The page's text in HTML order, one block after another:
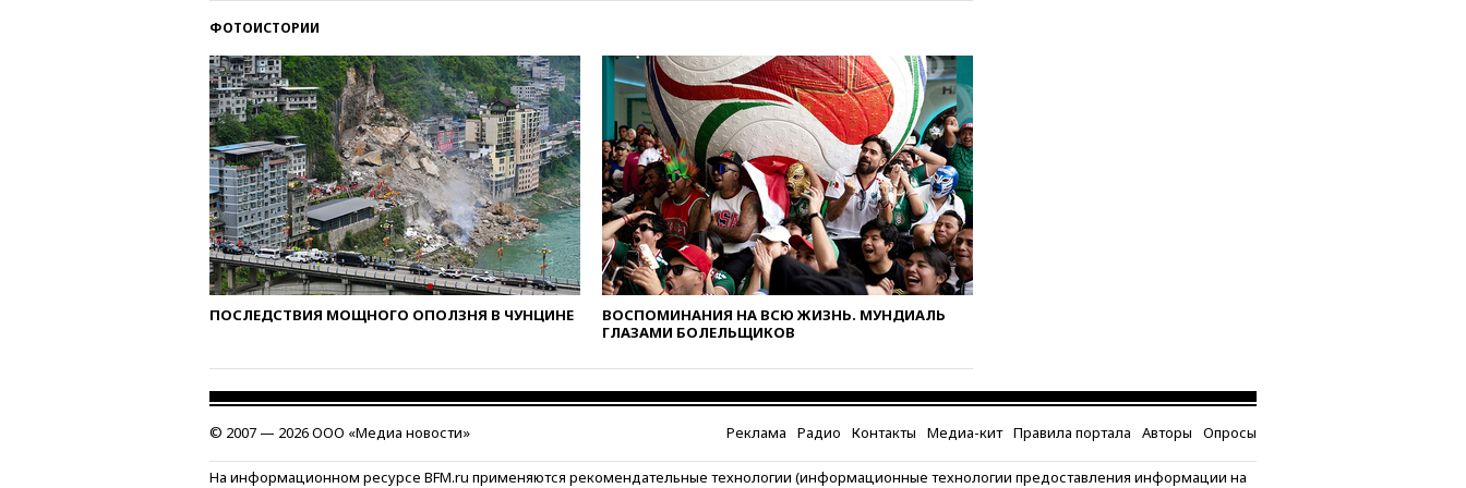
вчера, 18:18Товарооборот
Китая и России вырос в этом
году более чем на четверть
вчера, 17:55Мужчина получил
ранения при атаке дрона на
Белгородскую область
вчера, 17:48Bloomberg:
авиакомпании США обязали
проверить самолеты Boeing на
наличие трещин
вчера, 17:35В Казани
пятилетний ребенок погиб при
падении из окна десятого
киберкомандование США
самоубийств своих служащих
вчера, 17:00Сняты
ФОТОИСТОРИИ
ПОСЛЕДСТВИЯ МОЩНОГО ОПОЛЗНЯ В ЧУНЦИНЕ
ВОСПОМИНАНИЯ НА ВСЮ ЖИЗНЬ. МУНДИАЛЬ
ГЛАЗАМИ БОЛЕЛЬЩИКОВ
© 2007 — 2026 ООО «Медиа новости» Реклама Радио Контакты Медиа-кит Правила портала Авторы Опросы
На информационном ресурсе BFM.ru применяются рекомендательные технологии (информационные технологии предоставления информации на